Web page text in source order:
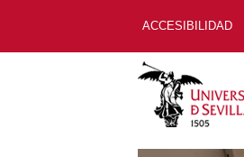
ACCESIBILIDAD